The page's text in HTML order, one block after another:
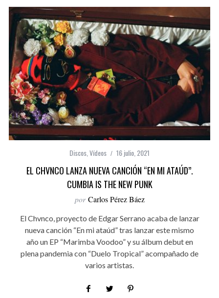
Discos Vídeos 16 julio, 2021
EL CHVNCO LANZA NUEVA CANCIÓN “EN MI ATAÚD”.
CUMBIA IS THE NEW PUNK
por Carlos Pérez Báez
El Chvnco, proyecto de Edgar Serrano acaba de lanzar
nueva canción “En mi ataúd” tras lanzar este mismo
año un EP “Marimba Voodoo” y su álbum debut en
plena pandemia con “Duelo Tropical” acompañado de
varios artistas.